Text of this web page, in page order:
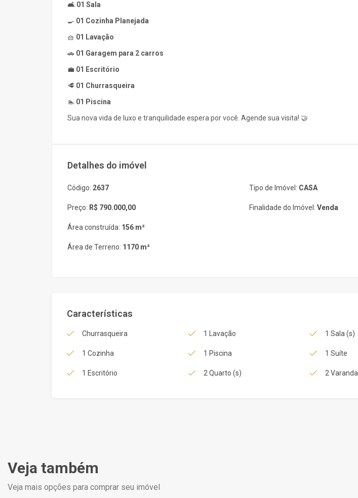
🛋️ 01 Sala
🍳 01 Cozinha Planejada
🧺 01 Lavação
🚗 01 Garagem para 2 carros
💼 01 Escritório
🥩 01 Churrasqueira
🏊 01 Piscina
Sua nova vida de luxo e tranquilidade espera por você. Agende sua visita! 🤝
Detalhes do imóvel
Código: 2637
Preço: R$ 790.000,00
Área construída: 156 m²
Área de Terreno: 1170 m²
Tipo de Imóvel: CASA
Finalidade do Imóvel: Venda
Características
Churrasqueira
1 Cozinha
1 Escritório
1 Lavação
1 Piscina
2 Quarto (s)
1 Sala (s)
1 Suíte
2 Varanda
Veja também
Veja mais opções para comprar seu imóvel